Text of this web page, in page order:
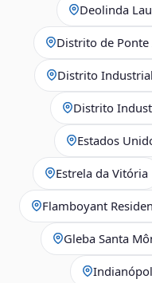
Deolinda
Distrito de Ponte
Distrito
Distrito
Estados
Estrela da Vitória
Flamboyant
Gleba Santa